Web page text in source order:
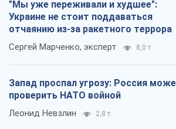
"Мы уже переживали и худшее":
Украине не стоит поддаваться
отчаянию из-за ракетного террора
Сергей Марченко, эксперт 8,0 т.
Запад проспал угрозу: Россия
проверить НАТО войной
Леонид Невзлин 2,8 т.